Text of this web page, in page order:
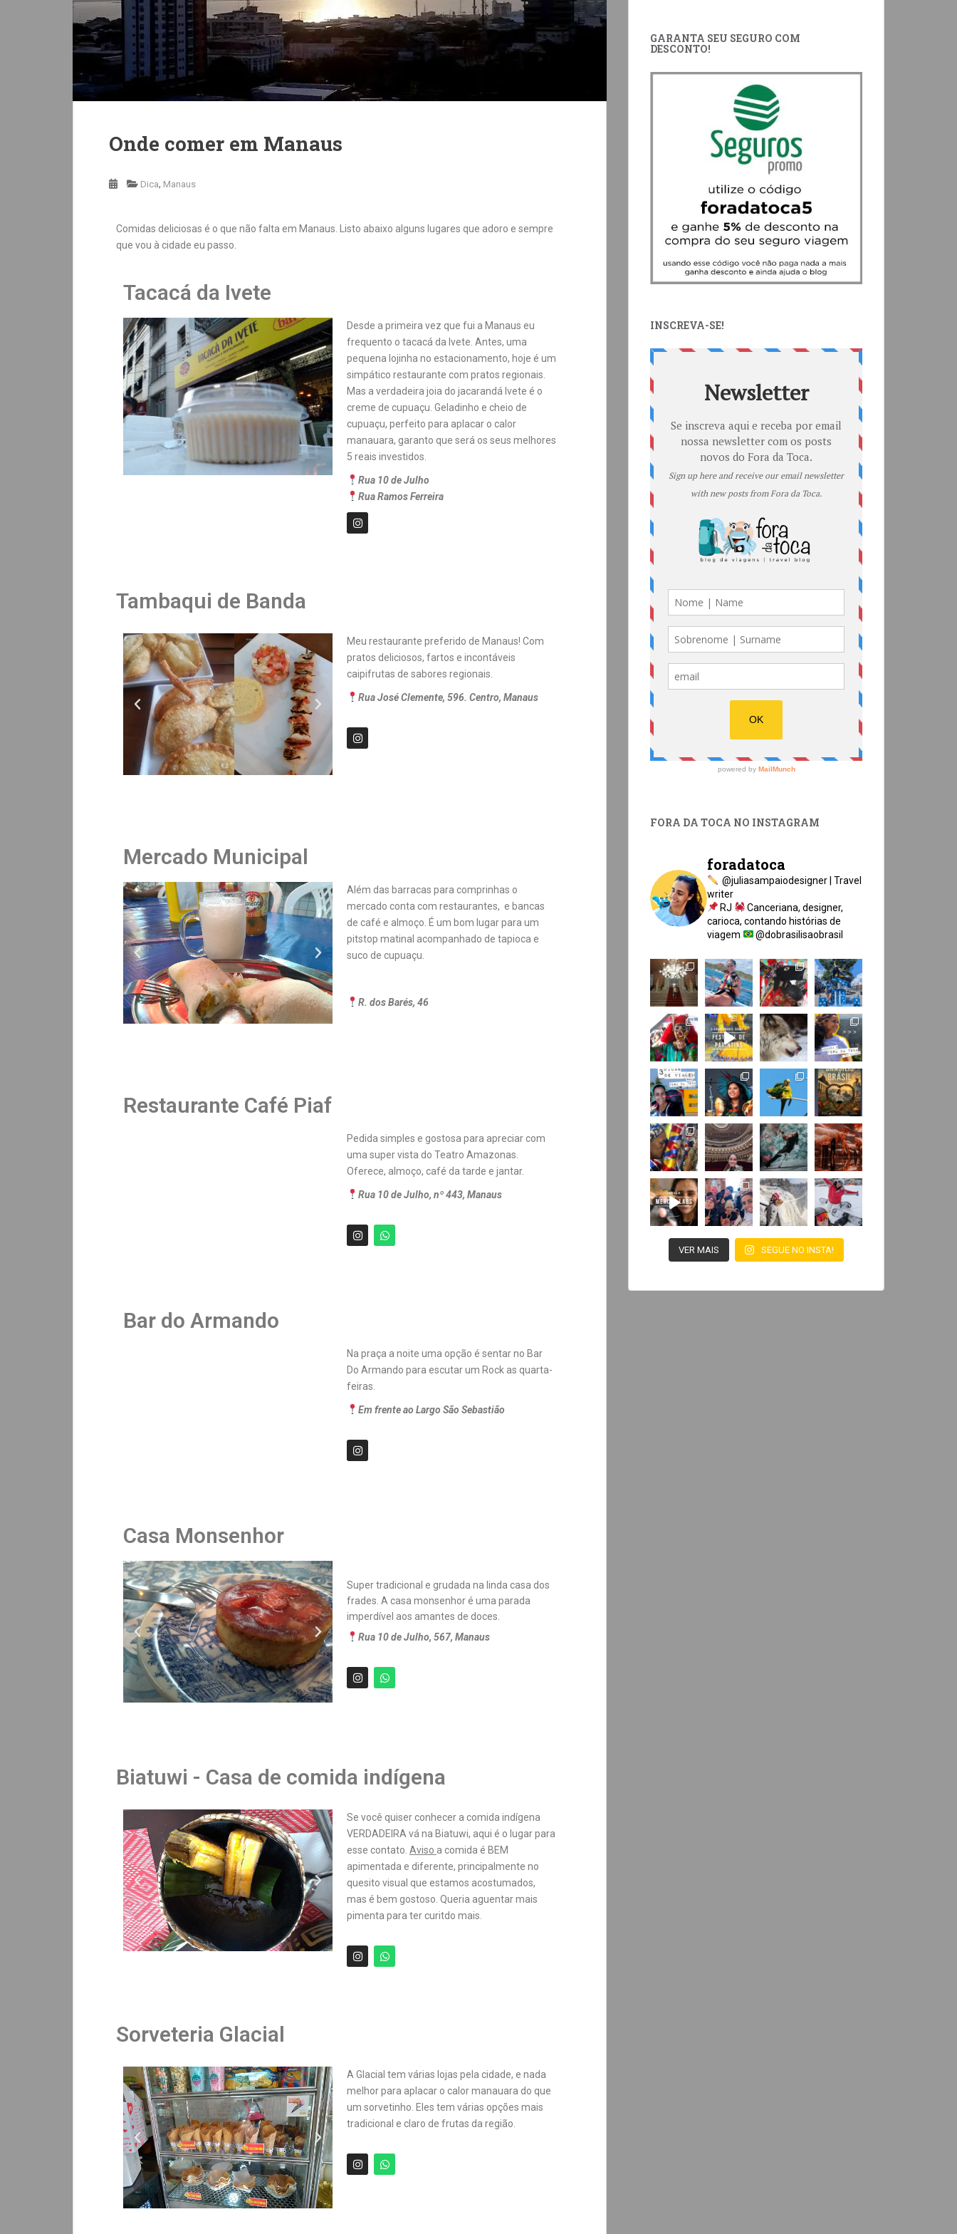
Onde comer em Manaus
Dica, Manaus
Comidas deliciosas é o que não falta em Manaus. Listo abaixo alguns lugares que adoro e sempre
que vou à cidade eu passo.
Tacacá da Ivete
Desde a primeira vez que fui a Manaus eu
frequento o tacacá da Ivete. Antes, uma
pequena lojinha no estacionamento, hoje é um
simpático restaurante com pratos regionais.
Mas a verdadeira joia do jacarandá Ivete é o
creme de cupuaçu. Geladinho e cheio de
cupuaçu, perfeito para aplacar o calor
manauara, garanto que será os seus melhores
5 reais investidos.
Rua 10 de Julho
Rua Ramos Ferreira
Tambaqui de Banda
Meu restaurante preferido de Manaus! Com
pratos deliciosos, fartos e incontáveis
caipifrutas de sabores regionais.
Rua José Clemente, 596. Centro, Manaus
Mercado Municipal
Além das barracas para comprinhas o
mercado conta com restaurantes, e bancas
de café e almoço. É um bom lugar para um
pitstop matinal acompanhado de tapioca e
suco de cupuaçu.
R. dos Barés, 46
Restaurante Café Piaf
Pedida simples e gostosa para apreciar com
uma super vista do Teatro Amazonas.
Oferece, almoço, café da tarde e jantar.
Rua 10 de Julho, nº 443, Manaus
Bar do Armando
Na praça a noite uma opção é sentar no Bar
Do Armando para escutar um Rock as quarta-
feiras.
Em frente ao Largo São Sebastião
Casa Monsenhor
Super tradicional e grudada na linda casa dos
frades. A casa monsenhor é uma parada
imperdível aos amantes de doces.
Rua 10 de Julho, 567, Manaus
Biatuwi - Casa de comida indígena
Se você quiser conhecer a comida indígena
VERDADEIRA vá na Biatuwi, aqui é o lugar para
esse contato. Aviso a comida é BEM
apimentada e diferente, principalmente no
quesito visual que estamos acostumados,
mas é bem gostoso. Queria aguentar mais
pimenta para ter curitdo mais.
Sorveteria Glacial
A Glacial tem várias lojas pela cidade, e nada
melhor para aplacar o calor manauara do que
um sorvetinho. Eles tem várias opções mais
tradicional e claro de frutas da região.
GARANTA SEU SEGURO COM
DESCONTO!
INSCREVA-SE!
FORA DA TOCA NO INSTAGRAM
foradatoca
@juliasampaiodesigner | Travel
writer
RJ
Canceriana, designer,
carioca, contando histórias de
viagem
@dobrasilisaobrasil
VER MAIS SEGUE NO INSTA!